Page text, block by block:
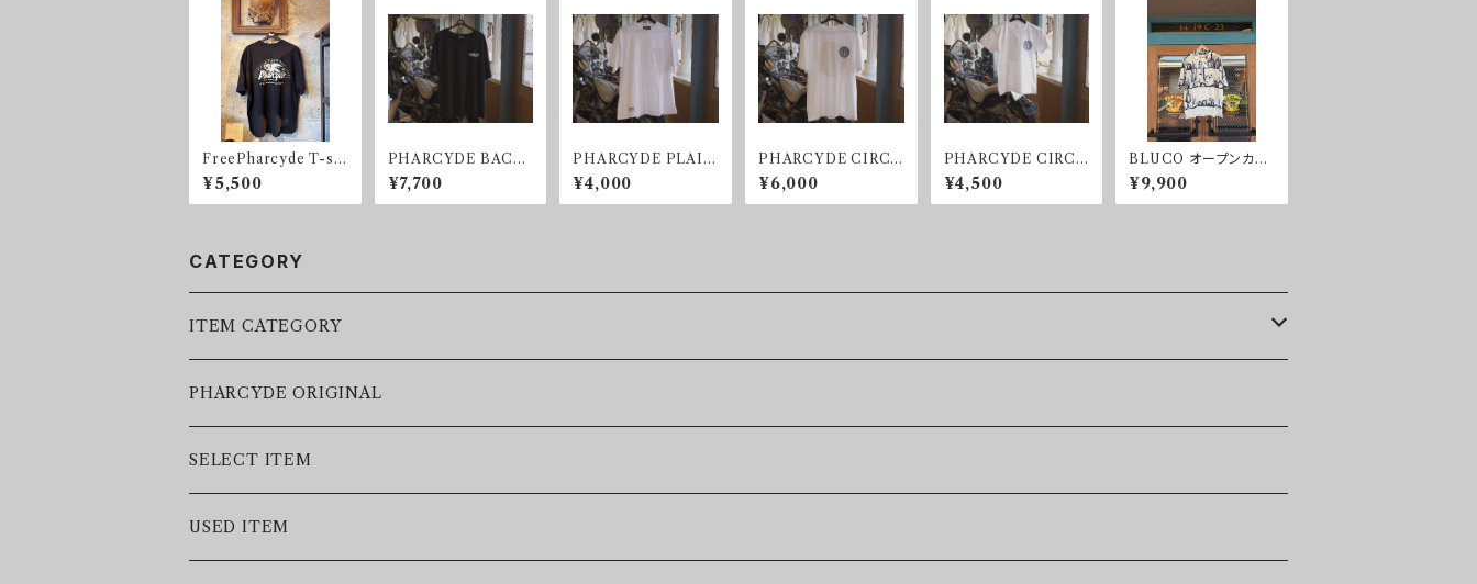
FreePharcyde T-shi
rts
¥5,500
PHARCYDE BACK
GOLD T-shirt
¥7,700
PHARCYDE PLAIN
POCKET T-shirt
¥4,000
PHARCYDE CIRCL
E T-shirt
¥6,000
PHARCYDE CIRCL
E KIDS T-shirt
¥4,500
BLUCO オープンカラ
ーシャツ -CACTUS-
¥9,900
CATEGORY
ITEM CATEGORY
LEATHER JACKET
JACKET
VEST
PHARCYDE ORIGINAL
SELECT ITEM
USED ITEM